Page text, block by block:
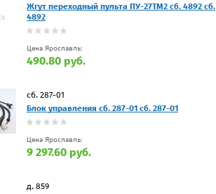
Жгут переходный пульта ПУ-27ТМ2 сб. 4892 сб.
4892
Цена Ярославль:
490.80 руб.
сб. 287-01
Блок управления сб. 287-01 сб. 287-01
Цена Ярославль:
9 297.60 руб.
д. 859